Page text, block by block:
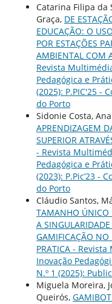
Catarina Filipa da
Graça, DE
EDUCAÇÃO: O
POR ESTAÇÕES
AMBIENTAL COM
Revista
Pedagógica e
(2025): P.PIC'25 -
do Porto
Sidonie Costa,
APRENDIZAGEM
SUPERIOR
- Revista
Pedagógica e
(2023): P.Pic’23 -
do Porto
Cláudio Santos,
TAMANHO ÚNICO
A
GAMIFICAÇÃO NO
PRATICA -
Inovação
N.º 1 (2025):
Miguela Moreira,
Queirós,